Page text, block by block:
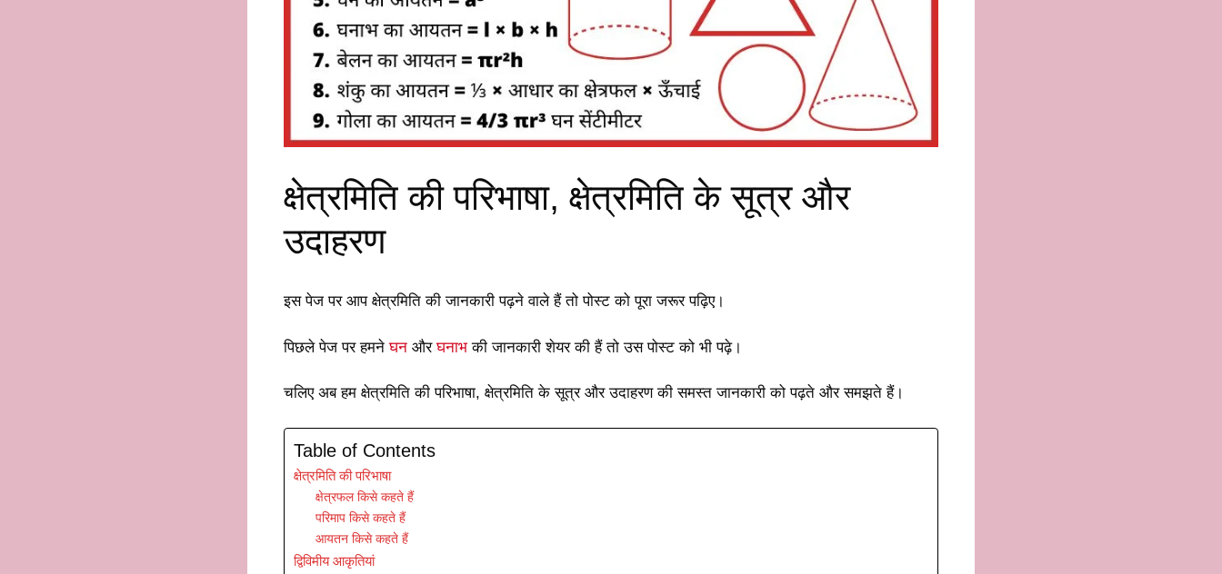
क्षेत्रमिति की परिभाषा, क्षेत्रमिति के सूत्र और
उदाहरण
इस पेज पर आप क्षेत्रमिति की जानकारी पढ़ने वाले हैं तो पोस्ट को पूरा जरूर पढ़िए।
पिछले पेज पर हमनेघन औरघनाभ की जानकारी शेयर की हैं तो उस पोस्ट को भी पढ़े।
चलिए अब हम क्षेत्रमिति की परिभाषा, क्षेत्रमिति के सूत्र और उदाहरण की समस्त जानकारी को पढ़ते और समझते हैं।
Table of Contents
क्षेत्रमिति की परिभाषा
क्षेत्रफल किसे कहते हैं
परिमाप किसे कहते हैं
आयतन किसे कहते हैं
द्विविमीय आकृतियां